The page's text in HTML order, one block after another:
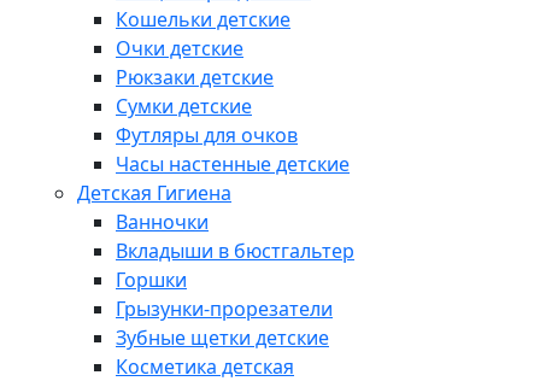
Кошельки детские
Очки детские
Рюкзаки детские
Сумки детские
Футляры для очков
Часы настенные детские
Детская Гигиена
Ванночки
Вкладыши в бюстгальтер
Горшки
Грызунки-прорезатели
Зубные щетки детские
Косметика детская